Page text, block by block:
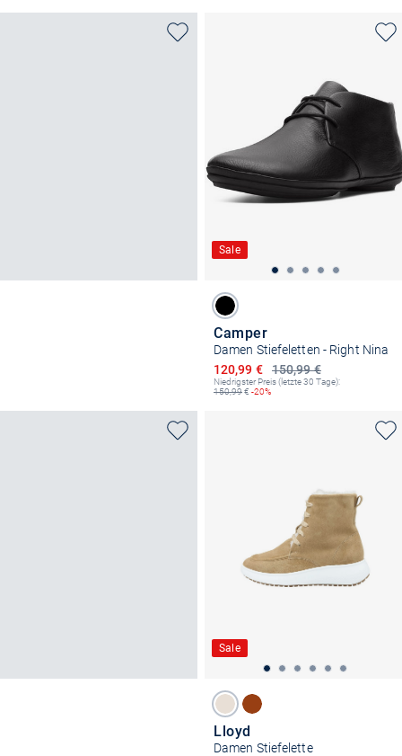
Sale
Camper
Damen Stiefeletten - Right Nina
150,99 €
Ermäßigter Preis
120,99 €
Niedrigster Preis (letzte 30 Tage):
150,99€ -20%
Sale
Lloyd
Damen Stiefelette